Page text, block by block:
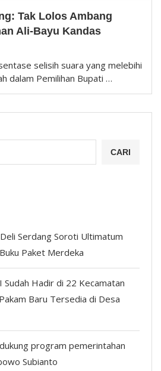
Tak Lolos Ambang
Ali-Bayu Kandas
selisih suara yang melebihi
dalam Pemilihan Bupati …
CARI
Serdang Soroti Ultimatum
Paket Merdeka
Sudah Hadir di 22 Kecamatan
Baru Tersedia di Desa
program pemerintahan
Subianto